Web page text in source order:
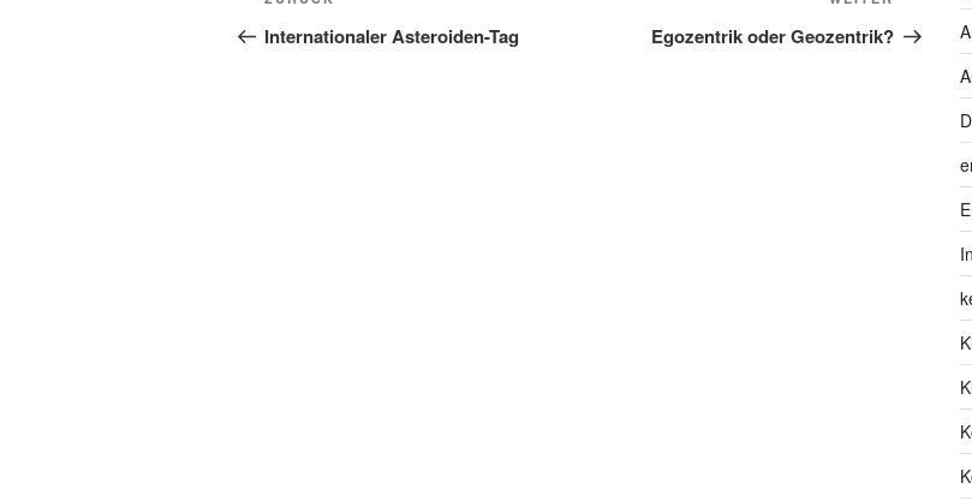
Beitrag
Internationaler Asteroiden-Tag
Beitrag
Egozentrik oder Geozentrik?